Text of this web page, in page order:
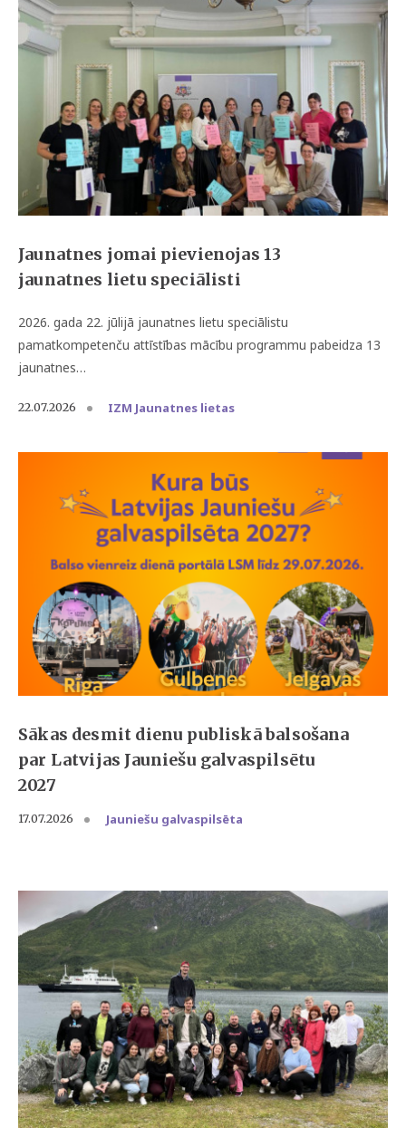
Jaunatnes jomai pievienojas 13
jaunatnes lietu speciālisti
2026. gada 22. jūlijā jaunatnes lietu speciālistu
pamatkompetenču attīstības mācību programmu pabeidza 13
jaunatnes…
22.07.2026 IZM Jaunatnes lietas
Sākas desmit dienu publiskā balsošana
par Latvijas Jauniešu galvaspilsētu
2027
17.07.2026 Jauniešu galvaspilsēta